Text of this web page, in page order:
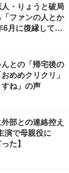
・りょうと破局
ファンの人とか
月に復縁してい
との「帰宅後の
めめクリクリ」
すね」の声
部との連絡控え
演で母親役に
た】